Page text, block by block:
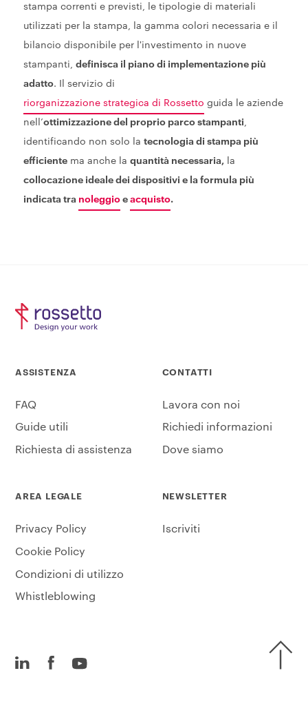
stampa correnti e previsti, le tipologie di materiali
utilizzati per la stampa, la gamma colori necessaria e il
bilancio disponibile per l'investimento in nuove
stampanti, definisca il piano di implementazione più
adatto. Il servizio di
riorganizzazione strategica di Rossetto guida le aziende
nell’ottimizzazione del proprio parco stampanti
identificando non solo la tecnologia di stampa più
efficientema anche la quantità necessaria,la
collocazione ideale dei dispositivi e la formula più
indicata tra noleggioe acquisto.
ASSISTENZA
FAQ
Guide utili
Richiesta di assistenza
CONTATTI
Lavora con noi
Richiedi informazioni
Dove siamo
AREA LEGALE
Privacy Policy
Cookie Policy
Condizioni di utilizzo
Whistleblowing
NEWSLETTER
Iscriviti